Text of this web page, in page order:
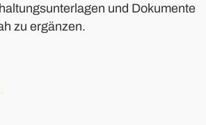
und Dokumente
zu ergänzen.